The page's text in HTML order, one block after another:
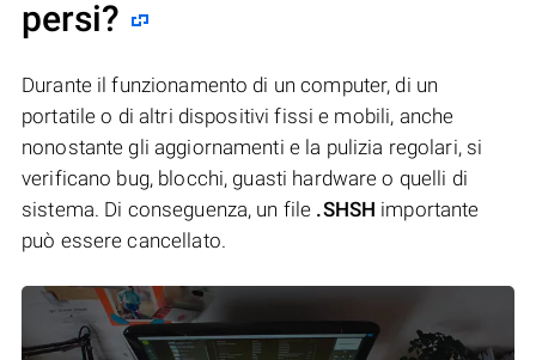
persi?
Durante il funzionamento di un computer, di un
portatile o di altri dispositivi fissi e mobili, anche
nonostante gli aggiornamenti e la pulizia regolari, si
verificano bug, blocchi, guasti hardware o quelli di
sistema. Di conseguenza, un file .SHSH importante
può essere cancellato.